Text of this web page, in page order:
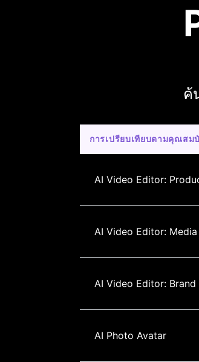
ค้
การเปรียบเทียบตามคุณสม
AI Video Editor:
AI Video Editor:
AI Video Editor: Brand
AI Photo Avatar